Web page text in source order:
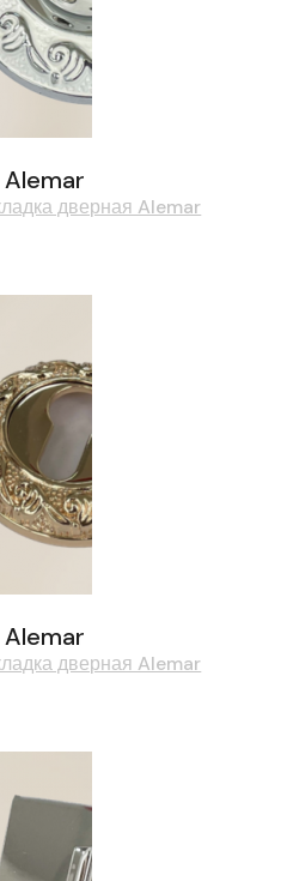
Alemar
дверная Alemar
Alemar
дверная Alemar